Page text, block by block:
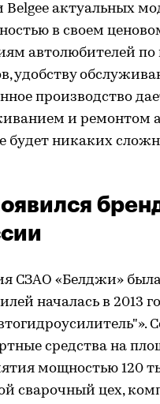
Belgee актуальных
в своем
автолюбителей по
удобству
производство
и ремонтом
будет никаких
СЗАО «Белджи» была
началась в 2013
средства на
мощностью 120
сварочный цех,